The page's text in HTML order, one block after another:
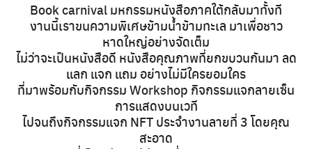
Book carnival มหกรรมหนังสือภาคใต้กลับมาทั้งที
งานนี้เราขนความพิเศษข้ามน้ำข้ามทะเล มาเพื่อชาว
หาดใหญ่อย่างจัดเต็ม
ไม่ว่าจะเป็นหนังสือดี หนังสือคุณภาพที่ยกขบวนกันมา ลด
แลก แจก แถม อย่างไม่มีใครยอมใคร
ที่มาพร้อมกับกิจกรรม Workshop กิจกรรมแจกลายเซ็น
การแสดงบนเวที
ไปจนถึงกิจกรรมแจก NFT ประจำงานลายที่ 3 โดยคุณ
สะอาด